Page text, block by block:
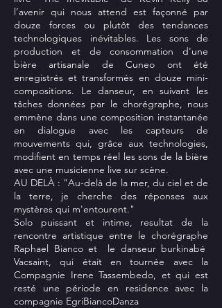
l’avenir qui nous attend est façonné par
douze forces ou plutôt des tendances
technologiques inévitables. Les sons de
production et de consommation d'une
bière artisanale de Cuneo ont été
enregistrés et transformés en douze mini-
compositions. Le danseur, en suivant les
tâches données par le chorégraphe, nous
emmène dans une composition instantanée
en dialogue avec les capteurs de
mouvements qui, grâce aux technologies,
modifient en temps réel les sons de la bière
avec une musicienne live sur scène.
AU DELÀ : "Au-delà de la mer, du ciel et de
la terre, je cherche des réponses aux
mystères qui m'entourent."
Solo puissant et intime, resultat de la
rencontre artistique entre le chorégraphe
Raphael Bianco et le danseur burkinabé
Vacsaint, qui était en tournée avec la
Compagnie Irene Tassembedo, et qui est
resté une période en residence avec la
compagnie EgriBiancoDanza